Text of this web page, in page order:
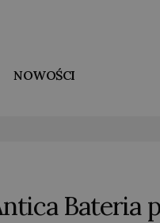
NOWOŚCI
Bateria